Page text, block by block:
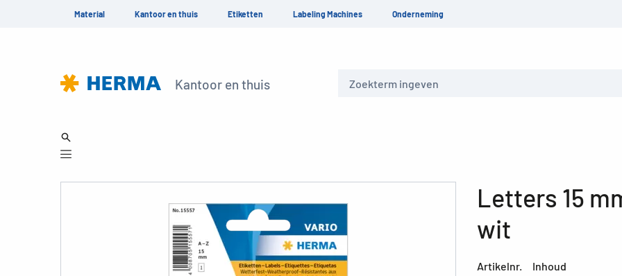
Material Kantoor en thuis Etiketten Labeling Machines Onderneming
Kantoor en thuis
Letters 15
wit
Artikelnr.
Inhoud